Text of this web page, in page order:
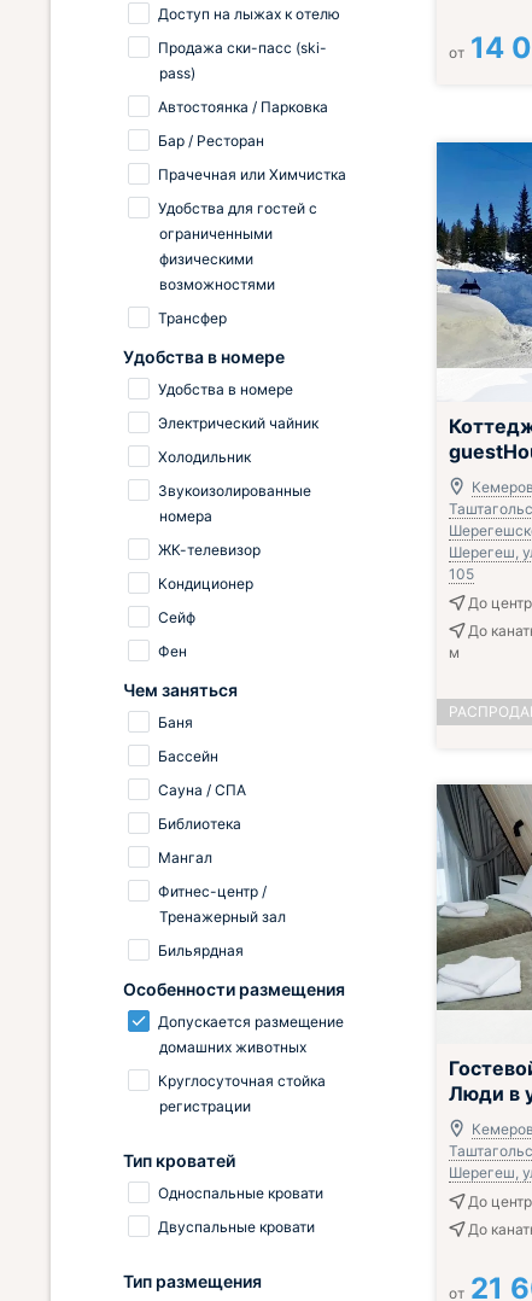
от 14
Шерегеш,
105
До
До
м
Люди в
Шерегеш,
До
До
от 21
Доступ на лыжах к отелю
Продажа ски-пасс (ski-
pass)
Автостоянка / Парковка
Бар / Ресторан
Прачечная или Химчистка
Удобства для гостей с
ограниченными
физическими
возможностями
Трансфер
Удобства в номере
Удобства в номере
Электрический чайник
Холодильник
Звукоизолированные
номера
ЖК-телевизор
Кондиционер
Сейф
Фен
Чем заняться
Баня
Бассейн
Сауна / СПА
Библиотека
Мангал
Фитнес-центр /
Тренажерный зал
Бильярдная
Особенности размещения
Допускается размещение
домашних животных
Круглосуточная стойка
регистрации
Тип кроватей
Односпальные кровати
Двуспальные кровати
Тип размещения